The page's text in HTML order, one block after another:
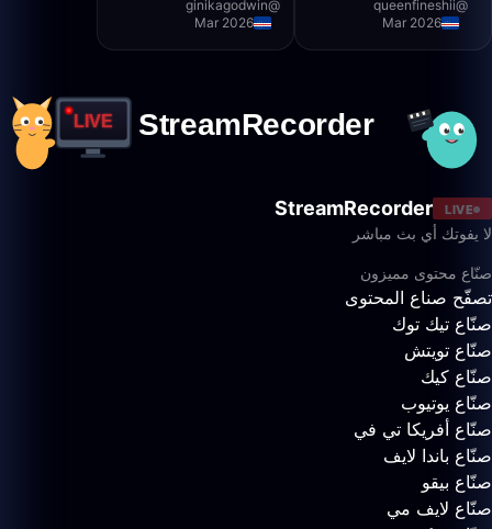
@
queenfineshii
Mar 2026
@
ginikagodwin
Mar 2026
LIVE
StreamRecorder
لا يفوتك أي بث مباشر
صنّاع محتوى مميزون
تصفّح صناع المحتوى
صنّاع تيك توك
صنّاع تويتش
صنّاع كيك
صنّاع يوتيوب
صنّاع أفريكا تي في
صنّاع باندا لايف
صنّاع بيقو
صنّاع لايف مي